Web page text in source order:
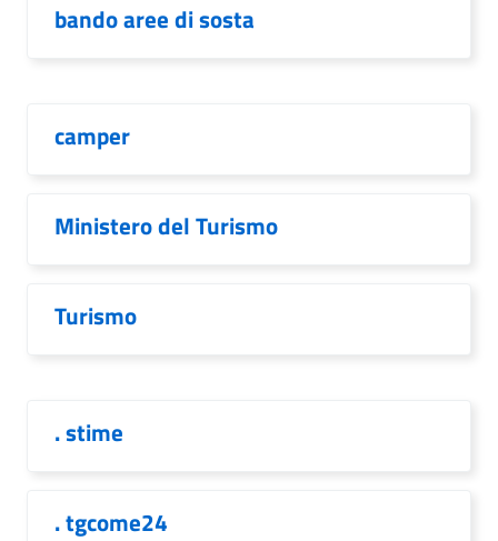
bando aree di sosta
camper
Ministero del Turismo
Turismo
. stime
. tgcome24